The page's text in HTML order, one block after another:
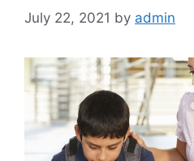
July 22, 2021 by admin